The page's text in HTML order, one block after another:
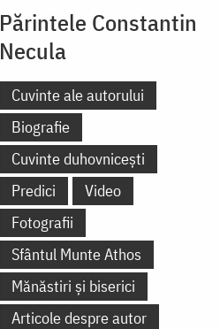
Părintele Constantin
Necula
Cuvinte ale autorului
Biografie
Cuvinte duhovnicești
Predici
Video
Fotografii
Sfântul Munte Athos
Mănăstiri și biserici
Articole despre autor